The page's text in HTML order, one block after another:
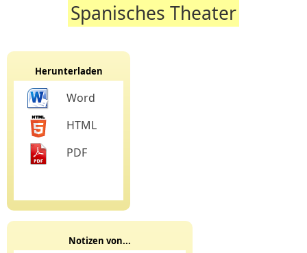
Spanisches Theater
Herunterladen
Word
HTML
PDF
Notizen von...